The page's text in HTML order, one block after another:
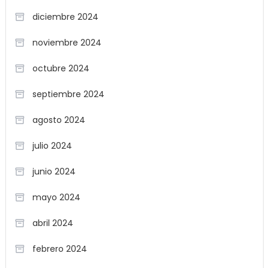
diciembre 2024
noviembre 2024
octubre 2024
septiembre 2024
agosto 2024
julio 2024
junio 2024
mayo 2024
abril 2024
febrero 2024